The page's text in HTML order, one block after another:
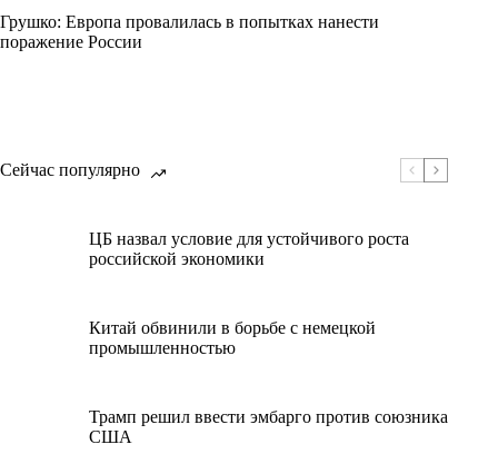
Грушко: Европа провалилась в попытках нанести
поражение России
Сейчас популярно
ЦБ назвал условие для устойчивого роста
российской экономики
Китай обвинили в борьбе с немецкой
промышленностью
Трамп решил ввести эмбарго против союзника
США